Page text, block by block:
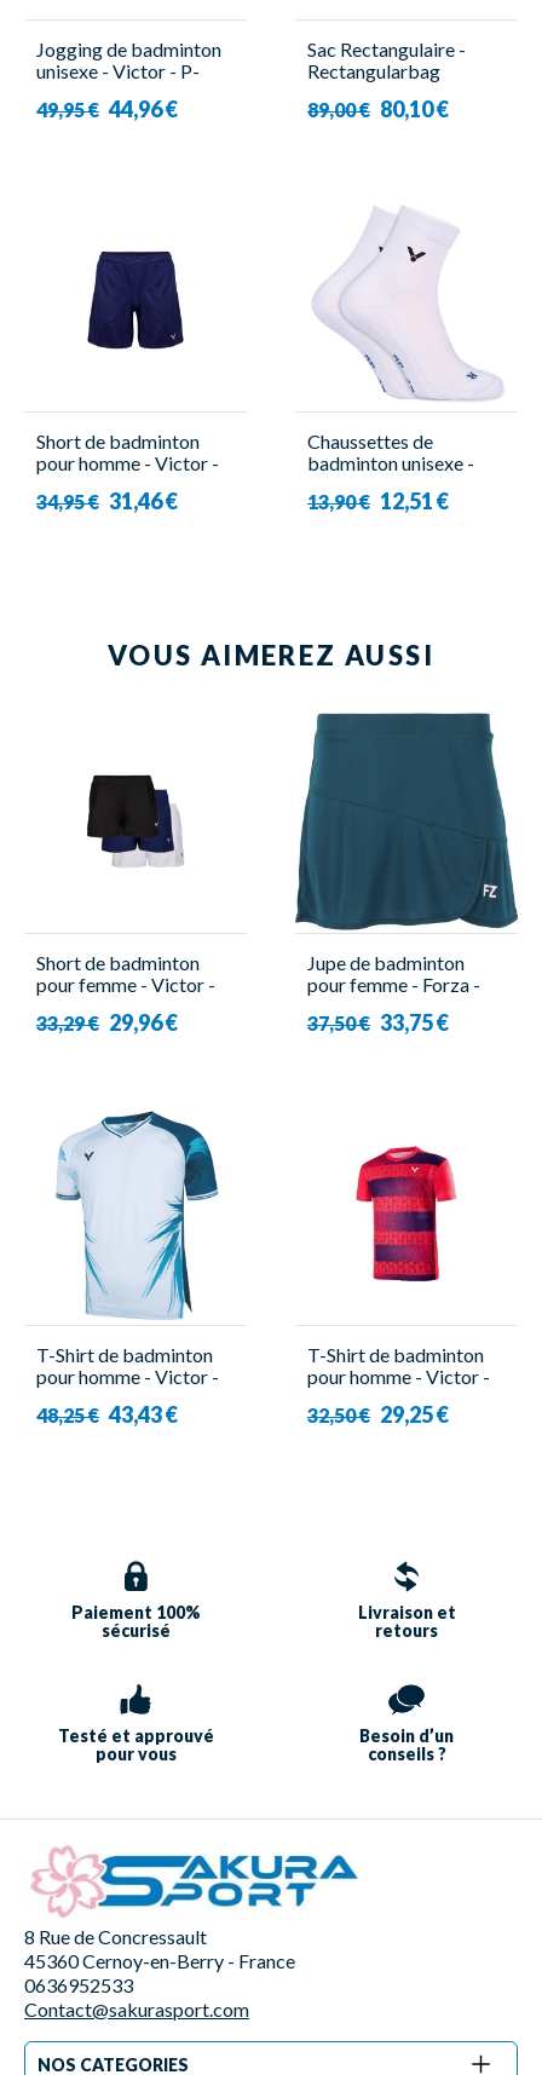
Jogging de badminton
unisexe - Victor - P-
49,95 € 44,96 €
Sac Rectangulaire -
Rectangularbag
89,00 € 80,10 €
Short de badminton
pour homme - Victor -
34,95 € 31,46 €
Chaussettes de
badminton unisexe -
Performance ( x2 )
13,90 € 12,51 €
VOUS AIMEREZ AUSSI
Short de badminton
pour femme - Victor -
33,29 € 29,96 €
Jupe de badminton
pour femme - Forza -
37,50 € 33,75 €
T-Shirt de badminton
pour homme - Victor -
48,25 € 43,43 €
T-Shirt de badminton
pour homme - Victor -
32,50 € 29,25 €
Paiement 100%
sécurisé
Livraison et
retours
Testé et approuvé
pour vous
Besoin d’un
conseils ?
8 Rue de Concressault
45360 Cernoy-en-Berry - France
0636952533
Contact@sakurasport.com
NOS CATEGORIES